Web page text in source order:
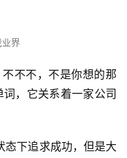
业界
不不，不是你想的那
，它关系着一家公司
态下追求成功，但是大